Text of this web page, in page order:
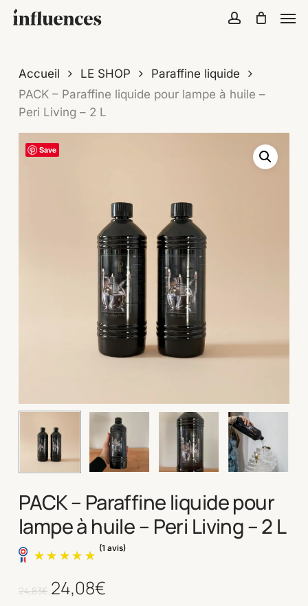
Skip
Accueil LE SHOP
Paraffine liquide
PACK – Paraffine liquide pour lampe à huile –
Peri Living – 2 L
Save
PACK – Paraffine liquide pour
lampe à huile – Peri Living – 2 L
24,83€ Le
24,08€Le